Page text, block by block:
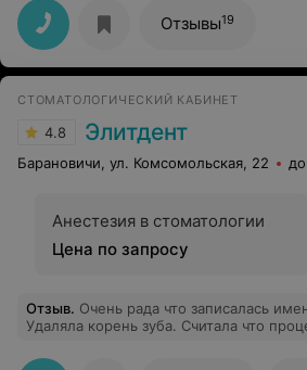
Отзывы19
СТОМАТОЛОГИЧЕСКИЙ КАБИНЕТ
4.8 Элитдент
Барановичи, ул. Комсомольская, 22
Анестезия в стоматологии
Цена по запросу
Отзыв. Очень рада что записалась
Удаляла корень зуба. Считала что
почувствовала. Спасибо большое за